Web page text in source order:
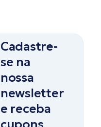
Cadastre-
se na
nossa
newsletter
e receba